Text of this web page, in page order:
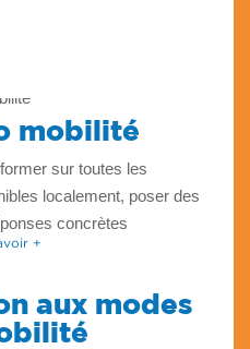
mobilité
sur toutes les
localement, poser des
concrètes
+
aux modes